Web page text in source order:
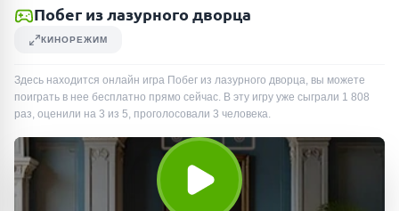
Побег из лазурного дворца
КИНОРЕЖИМ
Здесь находится онлайн игра Побег из лазурного дворца, вы можете
поиграть в нее бесплатно прямо сейчас. В эту игру уже сыграли 1 808
раз, оценили на 3 из 5, проголосовали 3 человека.